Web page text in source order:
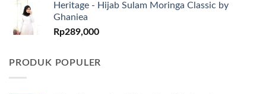
Heritage - Hijab Sulam Moringa Classic by
Ghaniea
Rp289,000
PRODUK POPULER